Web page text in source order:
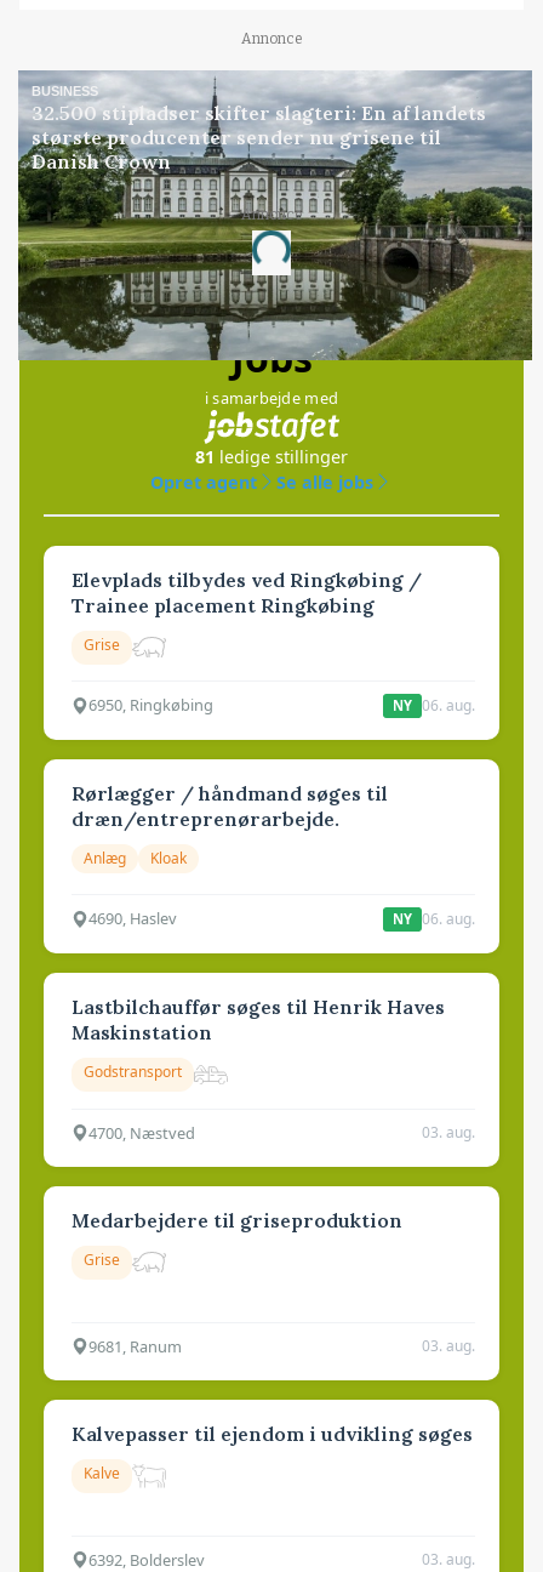
Annonce
BUSINESS
32.500 stipladser skifter slagteri: En af landets
største producenter sender nu grisene til
Danish Crown
Annonce
Loading...
Jobs
i samarbejde med
81 ledige stillinger
Opret agent
Se alle jobs
Elevplads tilbydes ved Ringkøbing /
Trainee placement Ringkøbing
Grise
6950, Ringkøbing NY 06. aug.
Rørlægger / håndmand søges til
dræn/entreprenørarbejde.
Anlæg Kloak
4690, Haslev NY 06. aug.
Lastbilchauffør søges til Henrik Haves
Maskinstation
Godstransport
4700, Næstved 03. aug.
Medarbejdere til griseproduktion
Grise
9681, Ranum 03. aug.
Kalvepasser til ejendom i udvikling søges
Kalve
6392, Bolderslev 03. aug.